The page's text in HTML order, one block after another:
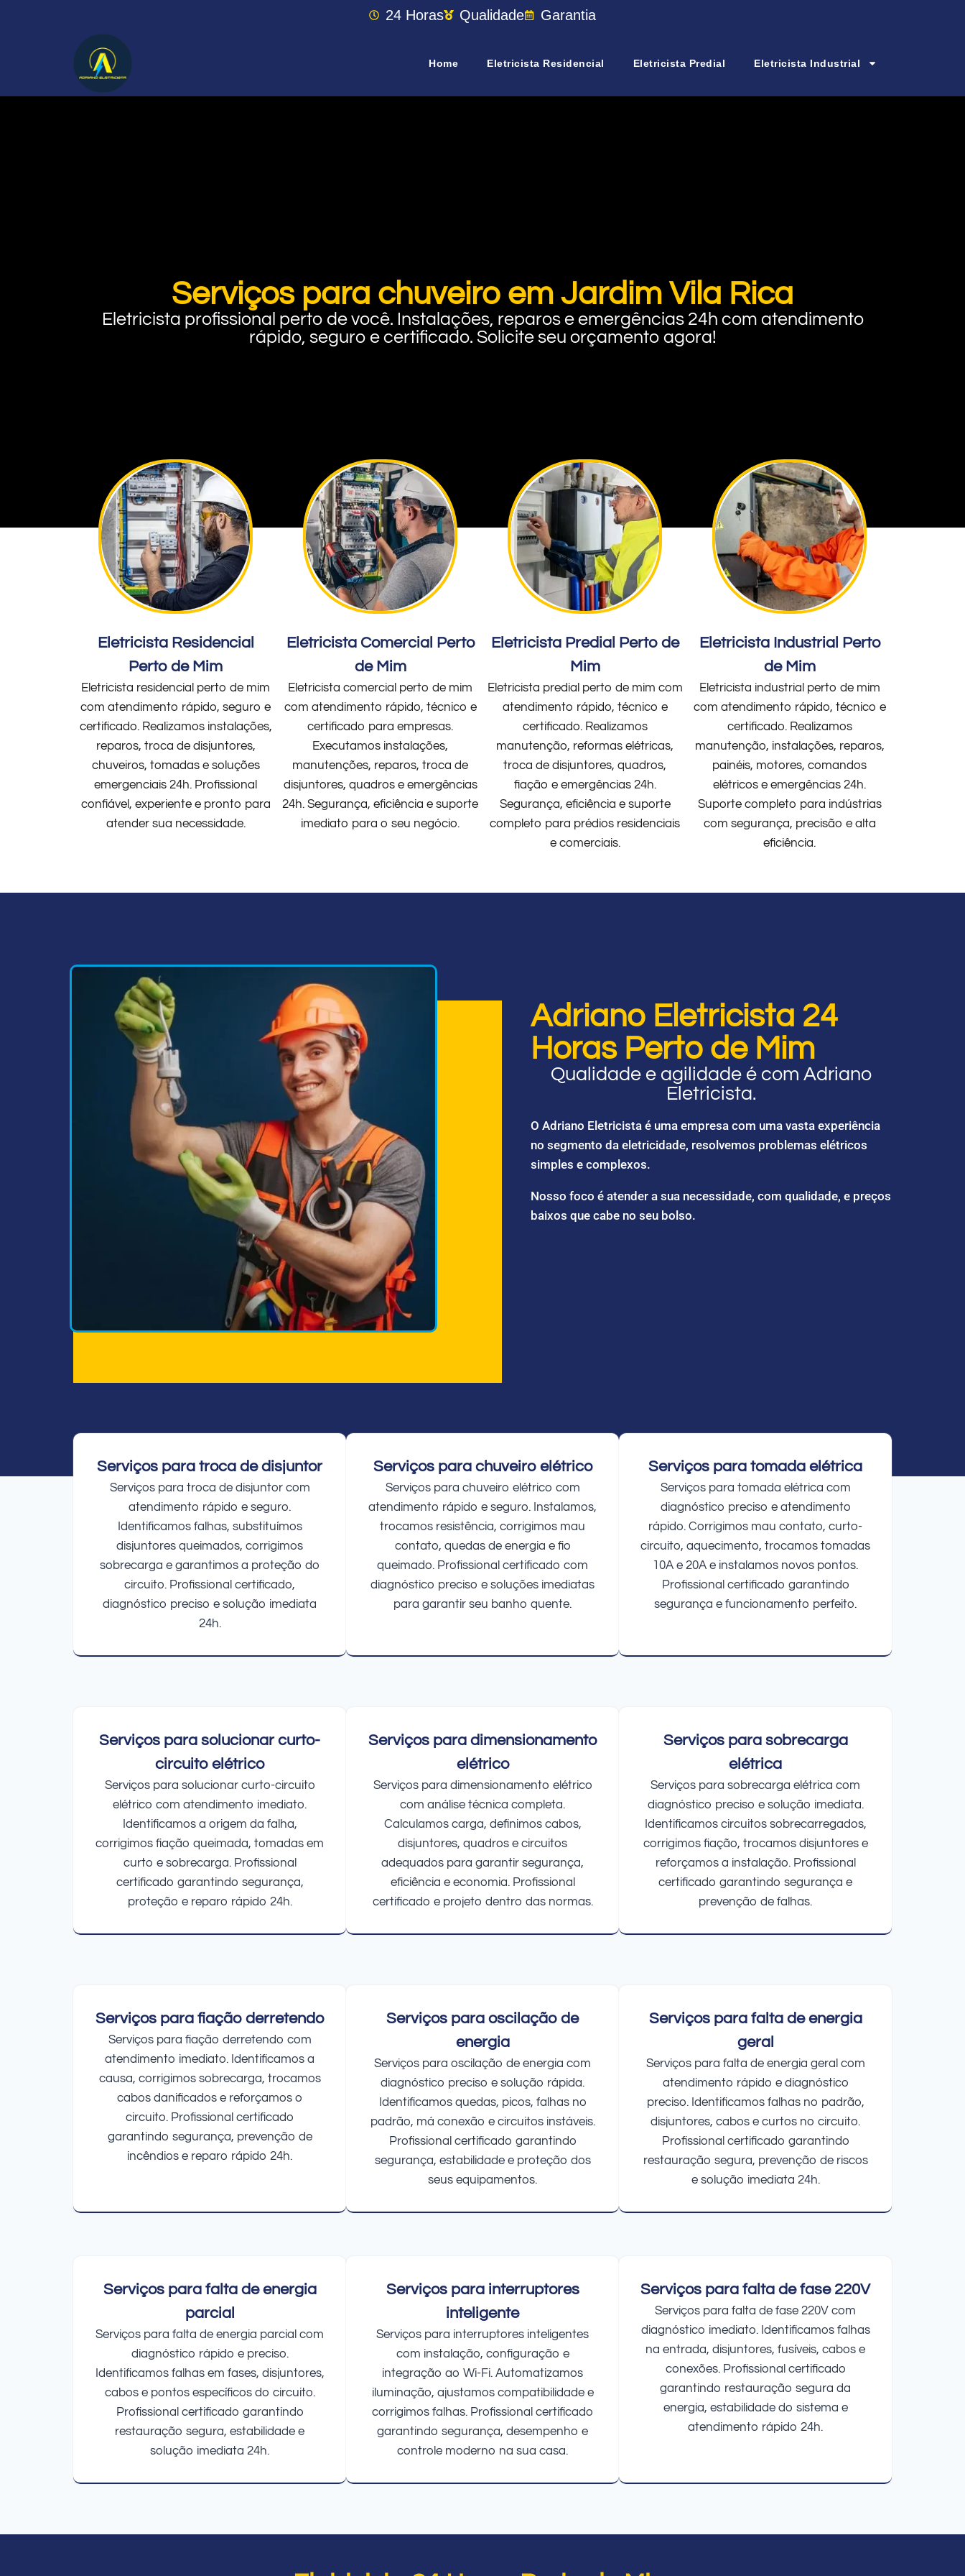
24 Horas Qualidade Garantia
Home Eletricista Residencial Eletricista Predial Eletricista Industrial
Serviços para chuveiro em Jardim Vila Rica
Eletricista profissional perto de você. Instalações, reparos e emergências 24h com atendimento
rápido, seguro e certificado. Solicite seu orçamento agora!
Eletricista Residencial
Perto de Mim
Eletricista residencial perto de mim
com atendimento rápido, seguro e
certificado. Realizamos instalações,
reparos, troca de disjuntores,
chuveiros, tomadas e soluções
emergenciais 24h. Profissional
confiável, experiente e pronto para
atender sua necessidade.
Eletricista Comercial Perto
de Mim
Eletricista comercial perto de mim
com atendimento rápido, técnico e
certificado para empresas.
Executamos instalações,
manutenções, reparos, troca de
disjuntores, quadros e emergências
24h. Segurança, eficiência e suporte
imediato para o seu negócio.
Eletricista Predial Perto de
Mim
Eletricista predial perto de mim com
atendimento rápido, técnico e
certificado. Realizamos
manutenção, reformas elétricas,
troca de disjuntores, quadros,
fiação e emergências 24h.
Segurança, eficiência e suporte
completo para prédios residenciais
e comerciais.
Eletricista Industrial Perto
de Mim
Eletricista industrial perto de mim
com atendimento rápido, técnico e
certificado. Realizamos
manutenção, instalações, reparos,
painéis, motores, comandos
elétricos e emergências 24h.
Suporte completo para indústrias
com segurança, precisão e alta
eficiência.
Adriano Eletricista 24
Horas Perto de Mim
Qualidade e agilidade é com Adriano
Eletricista.
O Adriano Eletricista é uma empresa com uma vasta experiência
no segmento da eletricidade, resolvemos problemas elétricos
simples e complexos.
Nosso foco é atender a sua necessidade, com qualidade, e preços
baixos que cabe no seu bolso.
Serviços para troca de disjuntor
Serviços para troca de disjuntor com
atendimento rápido e seguro.
Identificamos falhas, substituímos
disjuntores queimados, corrigimos
sobrecarga e garantimos a proteção do
circuito. Profissional certificado,
diagnóstico preciso e solução imediata
24h.
Serviços para chuveiro elétrico
Serviços para chuveiro elétrico com
atendimento rápido e seguro. Instalamos,
trocamos resistência, corrigimos mau
contato, quedas de energia e fio
queimado. Profissional certificado com
diagnóstico preciso e soluções imediatas
para garantir seu banho quente.
Serviços para tomada elétrica
Serviços para tomada elétrica com
diagnóstico preciso e atendimento
rápido. Corrigimos mau contato, curto-
circuito, aquecimento, trocamos tomadas
10A e 20A e instalamos novos pontos.
Profissional certificado garantindo
segurança e funcionamento perfeito.
Serviços para solucionar curto-
circuito elétrico
Serviços para solucionar curto-circuito
elétrico com atendimento imediato.
Identificamos a origem da falha,
corrigimos fiação queimada, tomadas em
curto e sobrecarga. Profissional
certificado garantindo segurança,
proteção e reparo rápido 24h.
Serviços para dimensionamento
elétrico
Serviços para dimensionamento elétrico
com análise técnica completa.
Calculamos carga, definimos cabos,
disjuntores, quadros e circuitos
adequados para garantir segurança,
eficiência e economia. Profissional
certificado e projeto dentro das normas.
Serviços para sobrecarga
elétrica
Serviços para sobrecarga elétrica com
diagnóstico preciso e solução imediata.
Identificamos circuitos sobrecarregados,
corrigimos fiação, trocamos disjuntores e
reforçamos a instalação. Profissional
certificado garantindo segurança e
prevenção de falhas.
Serviços para fiação derretendo
Serviços para fiação derretendo com
atendimento imediato. Identificamos a
causa, corrigimos sobrecarga, trocamos
cabos danificados e reforçamos o
circuito. Profissional certificado
garantindo segurança, prevenção de
incêndios e reparo rápido 24h.
Serviços para oscilação de
energia
Serviços para oscilação de energia com
diagnóstico preciso e solução rápida.
Identificamos quedas, picos, falhas no
padrão, má conexão e circuitos instáveis.
Profissional certificado garantindo
segurança, estabilidade e proteção dos
seus equipamentos.
Serviços para falta de energia
geral
Serviços para falta de energia geral com
atendimento rápido e diagnóstico
preciso. Identificamos falhas no padrão,
disjuntores, cabos e curtos no circuito.
Profissional certificado garantindo
restauração segura, prevenção de riscos
e solução imediata 24h.
Serviços para falta de energia
parcial
Serviços para falta de energia parcial com
diagnóstico rápido e preciso.
Identificamos falhas em fases, disjuntores,
cabos e pontos específicos do circuito.
Profissional certificado garantindo
restauração segura, estabilidade e
solução imediata 24h.
Serviços para interruptores
inteligente
Serviços para interruptores inteligentes
com instalação, configuração e
integração ao Wi-Fi. Automatizamos
iluminação, ajustamos compatibilidade e
corrigimos falhas. Profissional certificado
garantindo segurança, desempenho e
controle moderno na sua casa.
Serviços para falta de fase 220V
Serviços para falta de fase 220V com
diagnóstico imediato. Identificamos falhas
na entrada, disjuntores, fusíveis, cabos e
conexões. Profissional certificado
garantindo restauração segura da
energia, estabilidade do sistema e
atendimento rápido 24h.